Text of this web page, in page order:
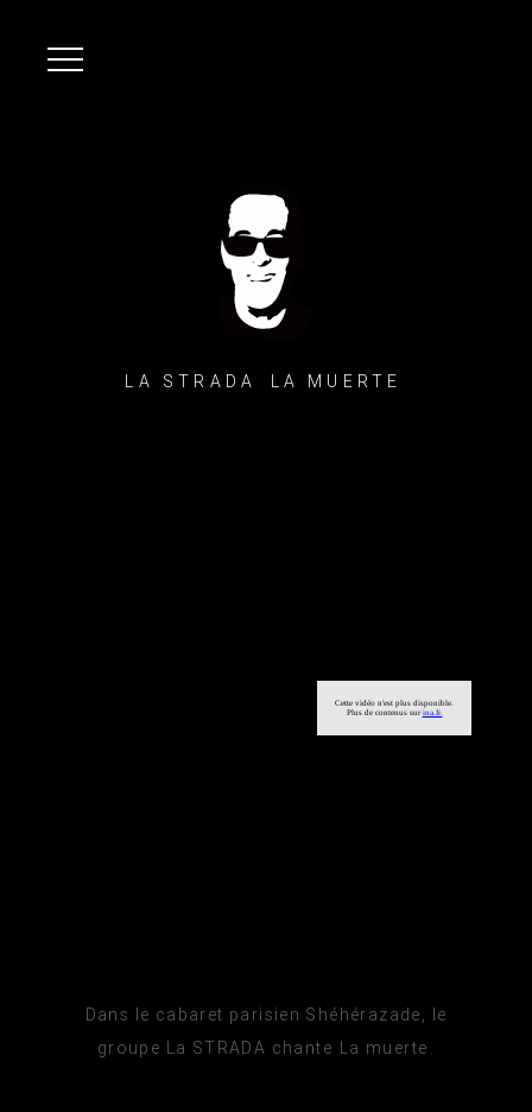
LA STRADA LA MUERTE
Dans le cabaret parisien Shéhérazade, le
groupe La STRADA chante La muerte.